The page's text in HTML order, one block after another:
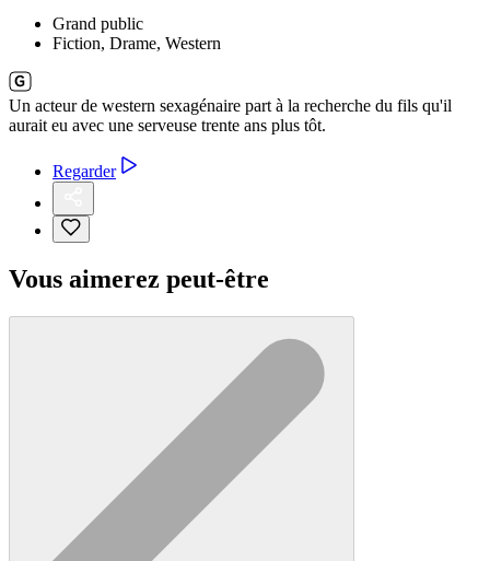
Grand public
Fiction, Drame, Western
Un acteur de western sexagénaire part à la recherche du fils qu'il
aurait eu avec une serveuse trente ans plus tôt.
Regarder
Vous aimerez peut-être